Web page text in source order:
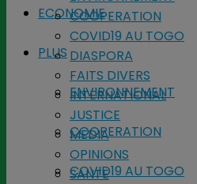
ECONOMIE
PLUS
ENVIRONNEMENT
COOPERATION
COVID19 AU TOGO
COOPERATION
COVID19 AU TOGO
DIASPORA
FAITS DIVERS
INTERNATIONAL
JUSTICE
MEDIA
OPINIONS
SANTE